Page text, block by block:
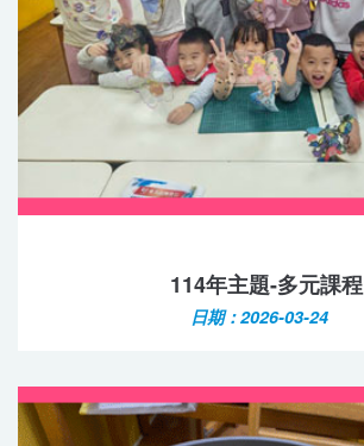
114年主題-多元課程
日期：2026-03-24